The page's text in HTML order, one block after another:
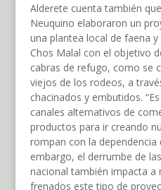
Alderete cuenta también
Neuquino elaboraron un
una plantea local de faena
Chos Malal con el objetivo
cabras de refugo, como se
viejos de los rodeos, a
chacinados y embutidos.
canales alternativos de
productos para ir creando
rompan con la dependencia
embargo, el derrumbe de
nacional también impacta a
frenados este tipo de